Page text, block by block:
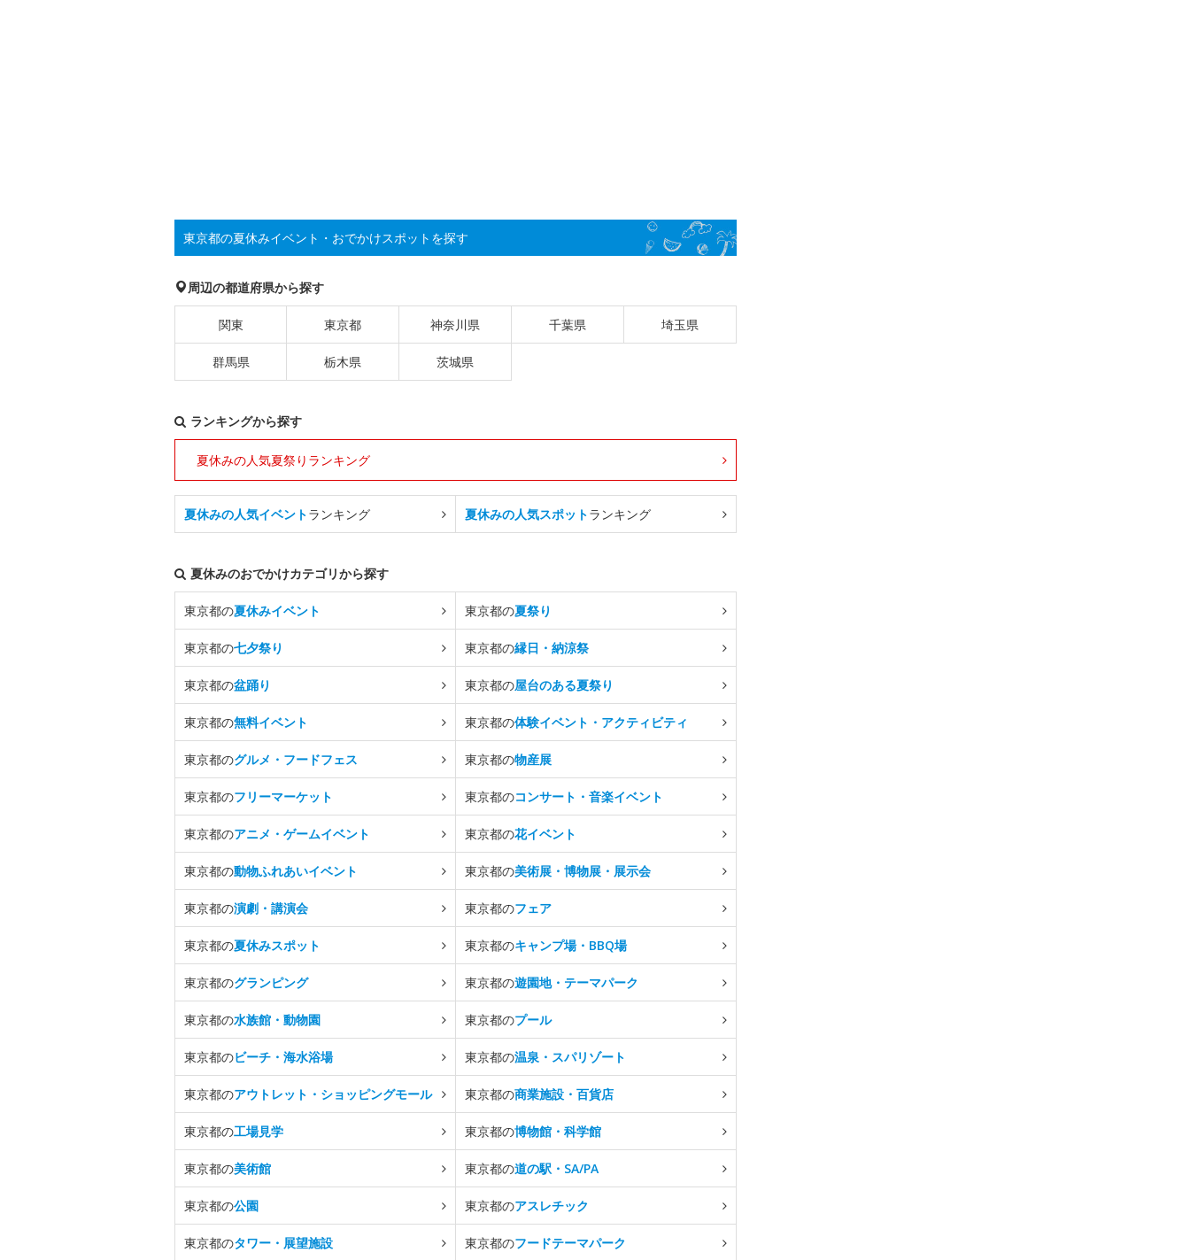
東京都の夏休みイベント・おでかけスポットを探す
周辺の都道府県から探す
関東 東京都 神奈川県 千葉県 埼玉県
群馬県 栃木県 茨城県
ランキングから探す
夏休みの人気夏祭りランキング
夏休みの人気イベントランキング 夏休みの人気スポットランキング
夏休みのおでかけカテゴリから探す
東京都の夏休みイベント 東京都の夏祭り
東京都の七夕祭り 東京都の縁日・納涼祭
東京都の盆踊り 東京都の屋台のある夏祭り
東京都の無料イベント 東京都の体験イベント・アクティビティ
東京都のグルメ・フードフェス 東京都の物産展
東京都のフリーマーケット 東京都のコンサート・音楽イベント
東京都のアニメ・ゲームイベント 東京都の花イベント
東京都の動物ふれあいイベント 東京都の美術展・博物展・展示会
東京都の演劇・講演会 東京都のフェア
東京都の夏休みスポット 東京都のキャンプ場・BBQ場
東京都のグランピング 東京都の遊園地・テーマパーク
東京都の水族館・動物園 東京都のプール
東京都のビーチ・海水浴場 東京都の温泉・スパリゾート
東京都のアウトレット・ショッピングモール 東京都の商業施設・百貨店
東京都の工場見学 東京都の博物館・科学館
東京都の美術館 東京都の道の駅・SA/PA
東京都の公園 東京都のアスレチック
東京都のタワー・展望施設 東京都のフードテーマパーク